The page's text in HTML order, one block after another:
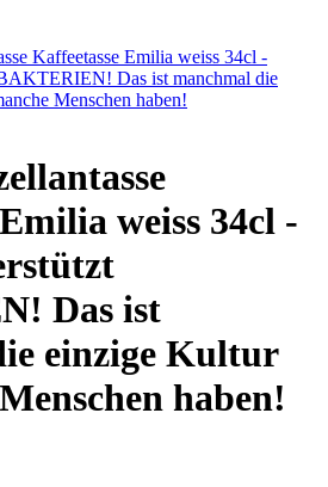
Kaffeetasse Emilia weiss 34cl -
Das ist manchmal die
Menschen haben!
weiss 34cl -
Das ist
einzige Kultur
haben!